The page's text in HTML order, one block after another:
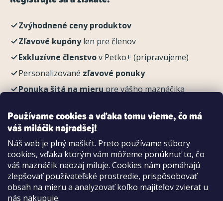
Používame cookies a vďaka tomu vieme, čo má
váš miláčik najradšej!
Náš web je plný maškŕt. Preto používame súbory
cookies, vďaka ktorým vám môžeme ponúknuť to, čo
váš maznáčik naozaj miluje. Cookies nám pomáhajú
zlepšovať používateľské prostredie, prispôsobovať
obsah na mieru a analyzovať koľko majiteľov zvierat u
nás nakupuje.
Zvýhodnené ceny produktov
Zľavové kupónylen pre členov
Exkluzívne členstvov Petko+ (pripravujeme)
Personalizované zľavové ponuky
Ponuka šitá na mierupre vášho maznáčika
Možnosti platby:
Dobierkou
Hotovo aj kartou na pobočke